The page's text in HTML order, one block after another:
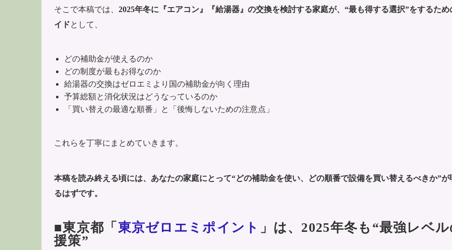
そこで本稿では、 2025年冬に『エアコン』『給湯器』の交換を検討する家庭が、“最も得する選択”をするため
イドとして、
どの補助金が使えるのか
どの制度が最もお得なのか
給湯器の交換はゼロエミより国の補助金が向く理由
予算総額と消化状況はどうなっているのか
「買い替えの最適な順番」と「後悔しないための注意点」
これらを丁寧にまとめていきます。
本稿を読み終える頃には、あなたの家庭にとって“どの補助金を使い、どの順番で設備を買い替えるべきか”が
るはずです。
■東京都「 東京ゼロエミポイント 」は、2025年冬も“最強レベ
援策”